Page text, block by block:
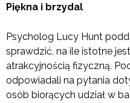
Piękna i brzydal
Psycholog Lucy Hunt
sprawdzić, na ile istotne
atrakcyjnością fizyczną.
odpowiadali na pytania
osób biorących udział w